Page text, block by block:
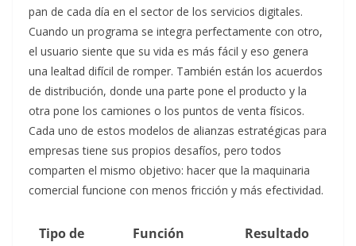
pan de cada día en el sector de los servicios digitales.
Cuando un programa se integra perfectamente con otro,
el usuario siente que su vida es más fácil y eso genera
una lealtad difícil de romper. También están los acuerdos
de distribución, donde una parte pone el producto y la
otra pone los camiones o los puntos de venta físicos.
Cada uno de estos modelos de alianzas estratégicas para
empresas tiene sus propios desafíos, pero todos
comparten el mismo objetivo: hacer que la maquinaria
comercial funcione con menos fricción y más efectividad.
Tipo de
Función
Resultado